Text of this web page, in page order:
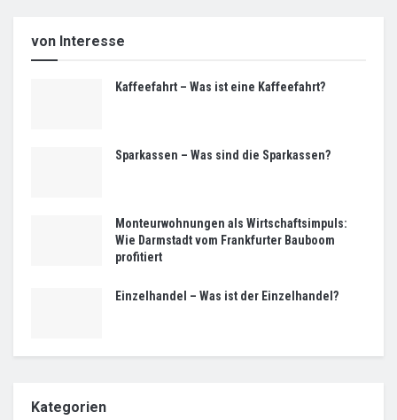
von Interesse
Kaffeefahrt – Was ist eine Kaffeefahrt?
Sparkassen – Was sind die Sparkassen?
Monteurwohnungen als Wirtschaftsimpuls:
Wie Darmstadt vom Frankfurter Bauboom
profitiert
Einzelhandel – Was ist der Einzelhandel?
Kategorien